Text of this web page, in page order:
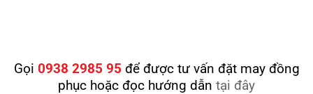
Gọi 0938 2985 95 để được tư vấn đặt may đồng
phục hoặc đọc hướng dẫn tại đây